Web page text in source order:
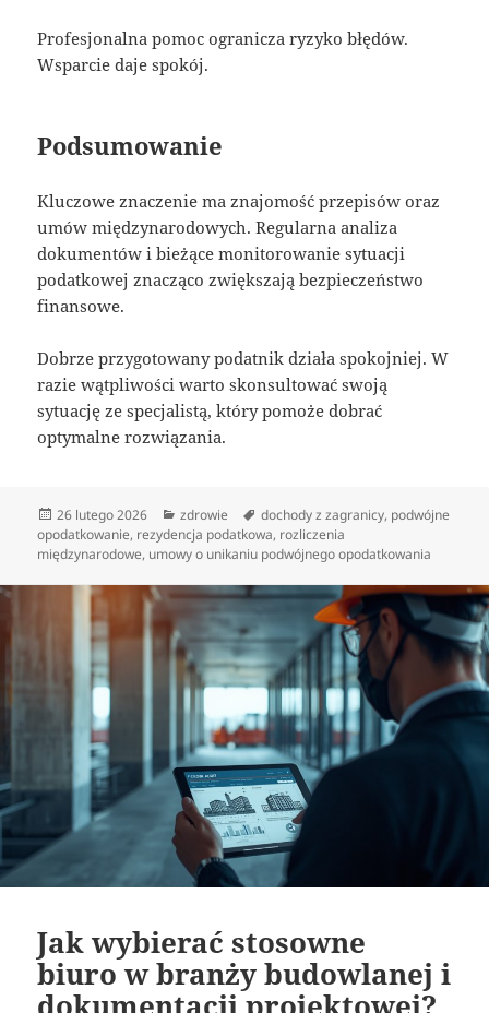
Profesjonalna pomoc ogranicza ryzyko błędów.
Wsparcie daje spokój.
Podsumowanie
Kluczowe znaczenie ma znajomość przepisów oraz
umów międzynarodowych. Regularna analiza
dokumentów i bieżące monitorowanie sytuacji
podatkowej znacząco zwiększają bezpieczeństwo
finansowe.
Dobrze przygotowany podatnik działa spokojniej. W
razie wątpliwości warto skonsultować swoją
sytuację ze specjalistą, który pomoże dobrać
optymalne rozwiązania.
Data
publikacji
26 lutego 2026 Kategorie
zdrowie Tagi
dochody z zagranicy, podwójne
opodatkowanie, rezydencja podatkowa, rozliczenia
międzynarodowe, umowy o unikaniu podwójnego opodatkowania
Jak wybierać stosowne
biuro w branży budowlanej i
dokumentacji projektowej?